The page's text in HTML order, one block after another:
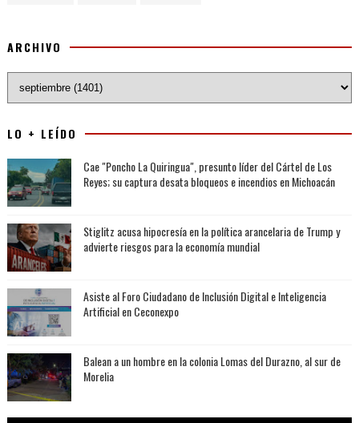
ARCHIVO
LO + LEÍDO
Cae "Poncho La Quiringua", presunto líder del Cártel de Los
Reyes; su captura desata bloqueos e incendios en Michoacán
Stiglitz acusa hipocresía en la política arancelaria de Trump y
advierte riesgos para la economía mundial
Asiste al Foro Ciudadano de Inclusión Digital e Inteligencia
Artificial en Ceconexpo
Balean a un hombre en la colonia Lomas del Durazno, al sur de
Morelia